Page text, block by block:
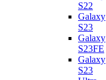
S22
Galaxy
S23
Galaxy
S23FE
Galaxy
S23